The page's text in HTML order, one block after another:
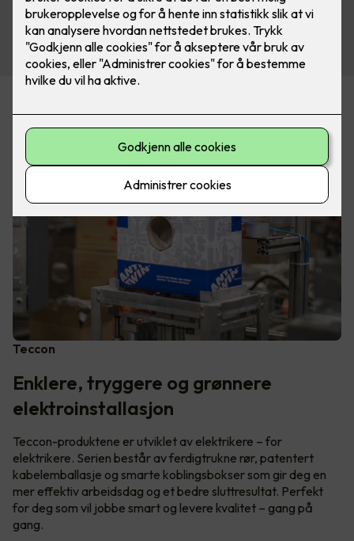
Teccon
Enklere, tryggere og grønnere
elektroinstallasjon
Teccon-produktene er utviklet av elektrikere – for
elektrikere. Serien består av ferdigtrukne rør, patentert
kabelemballasje og smarte koblingsbokser som gir deg en
mer effektiv arbeidsdag og et bedre sluttresultat. Perfekt
for deg som vil jobbe smart og levere kvalitet – gang på
gang.